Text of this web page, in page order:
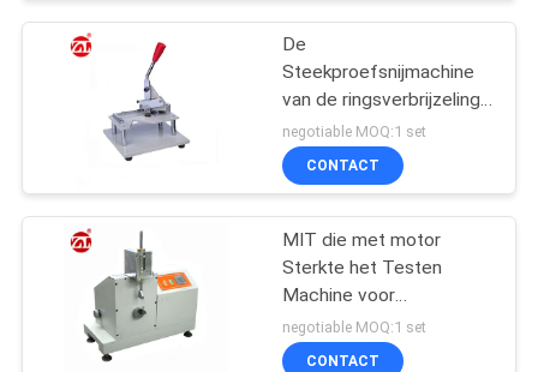
Machine
textiel het testen
machine
De
Steekproefsnijmachine
van de ringsverbrijzeling
om Te verpakken,
Kwaliteitscontrole enz.
negotiable MOQ:1 set
CONTACT
MIT die met motor
Sterkte het Testen
Machine voor
Elektronische Producten
vouwen
negotiable MOQ:1 set
CONTACT